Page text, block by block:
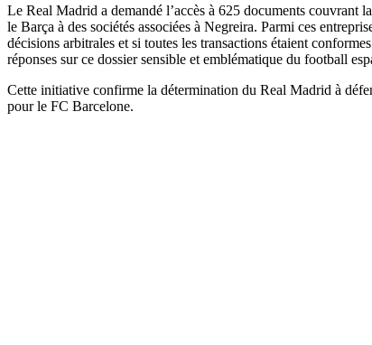
Le Real Madrid a demandé l’accès à 625 documents couvrant
le Barça à des sociétés associées à Negreira. Parmi ces
décisions arbitrales et si toutes les transactions étaient
réponses sur ce dossier sensible et emblématique du football
Cette initiative confirme la détermination du Real Madrid à
pour le FC Barcelone.